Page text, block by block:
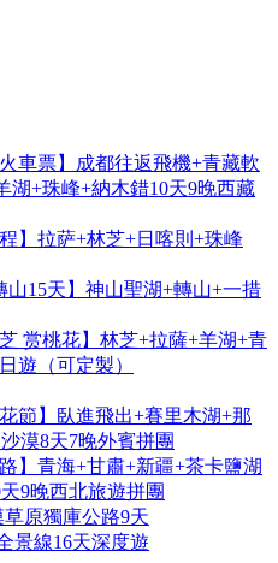
車票】成都往返飛機+青藏軟
湖+珠峰+納木錯10天9晚西藏
】拉萨+林芝+日喀則+珠峰
山15天】神山聖湖+轉山+一措
赏桃花】林芝+拉薩+羊湖+青
遊（可定製）
節】臥進飛出+賽里木湖+那
漠8天7晚外賓拼團
】青海+甘肅+新疆+茶卡鹽湖
9晚西北旅遊拼團
草原獨庫公路9天
景線16天深度遊